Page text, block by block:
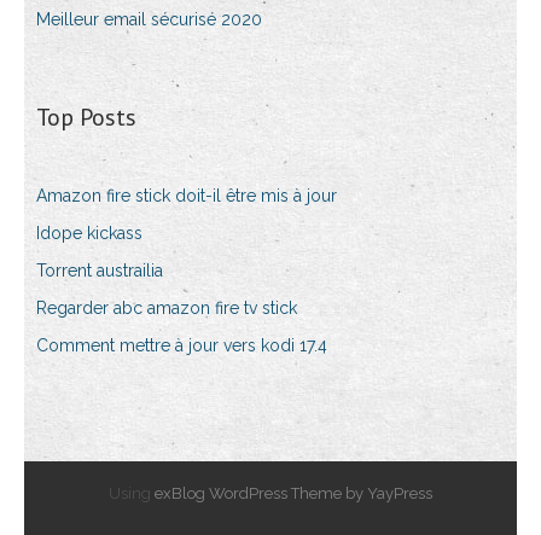
Meilleur email sécurisé 2020
Top Posts
Amazon fire stick doit-il être mis à jour
Idope kickass
Torrent austrailia
Regarder abc amazon fire tv stick
Comment mettre à jour vers kodi 17.4
Using exBlog WordPress Theme by YayPress